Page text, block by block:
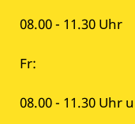
08.00 - 11.30 Uhr
Fr:
08.00 - 11.30 Uhr